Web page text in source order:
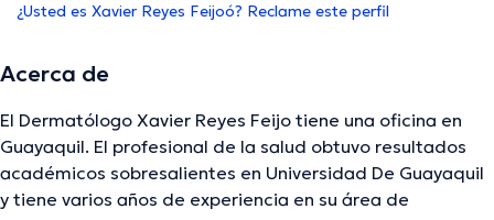
¿Usted es Xavier Reyes Feijoó? Reclame este perfil
Acerca de
El Dermatólogo Xavier Reyes Feijo tiene una oficina en
Guayaquil. El profesional de la salud obtuvo resultados
académicos sobresalientes en Universidad De Guayaquil
y tiene varios años de experiencia en su área de